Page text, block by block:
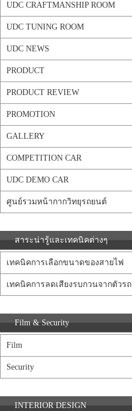
UDC CRAFTMANSHIP ROOM
UDC TUNING ROOM
UDC NEWS
PRODUCT
PRODUCT REVIEW
PROMOTION
GALLERY
COMPETITION CAR
UDC DEMO CAR
ศูนย์รวมหน้ากากวิทยุรถยนต์
สาระน่ารู้และเทคนิคต่างๆ
เทคนิคการเลือกขนาดของสายไฟ
เทคนิคการลดเสียงรบกวนจากตัวรถ
Film & Security
Film
Security
INTERIOR DESIGN